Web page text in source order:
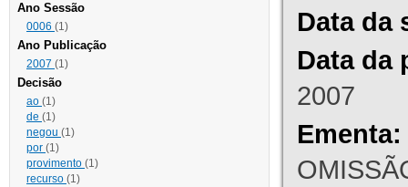
Ano Sessão
0006 (1)
Ano Publicação
2007 (1)
Decisão
ao (1)
de (1)
negou (1)
por (1)
provimento (1)
recurso (1)
Data da
Data da
2007
Ementa: